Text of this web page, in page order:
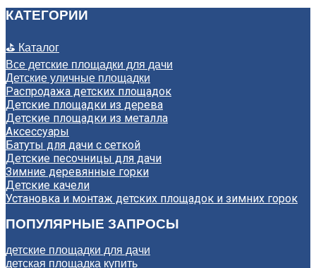
КАТЕГОРИИ
⛳ Каталог
Все детские площадки для дачи
Детские уличные площадки
Распродажа детских площадок
Детские площадки из дерева
Детские площадки из металла
Аксессуары
Батуты для дачи с сеткой
Детские песочницы для дачи
Зимние деревянные горки
Детские качели
Установка и монтаж детских площадок и зимних горок
ПОПУЛЯРНЫЕ ЗАПРОСЫ
детские площадки для дачи
детская площадка купить